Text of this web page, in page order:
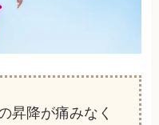
昇降が痛みなく